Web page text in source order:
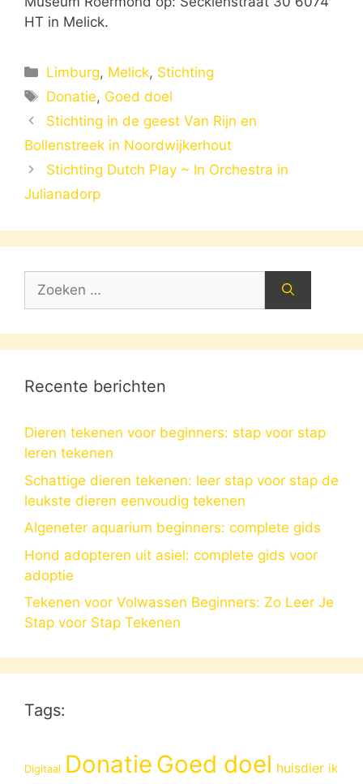
HT in Melick.
Categorieën
Limburg, Melick, Stichting
Tags
Donatie, Goed doel
Stichting in de geest Van Rijn en
Bollenstreek in Noordwijkerhout
Stichting Dutch Play ~ In Orchestra in
Julianadorp
Zoek
Recente berichten
Dieren tekenen voor beginners: stap voor stap
leren tekenen
Schattige dieren tekenen: leer stap voor stap de
leukste dieren eenvoudig tekenen
Algeneter aquarium beginners: complete gids
Hond adopteren uit asiel: complete gids voor
adoptie
Tekenen voor Volwassen Beginners: Zo Leer Je
Stap voor Stap Tekenen
Tags:
Digitaal Donatie Goed doel huisdier ik